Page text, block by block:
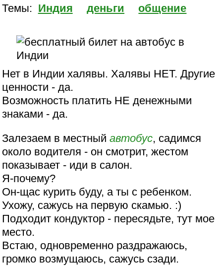
Темы: Индия деньги общение
Нет в Индии халявы. Халявы НЕТ. Другие
ценности - да.
Возможность платить НЕ денежными
знаками - да.
Залезаем в местныйавтобус, садимся
около водителя - он смотрит, жестом
показывает - иди в салон.
Я-почему?
Он-щас курить буду, а ты с ребенком.
Ухожу, сажусь на первую скамью. :)
Подходит кондуктор - пересядьте, тут мое
место.
Встаю, одновременно раздражаюсь,
громко возмущаюсь, сажусь сзади.